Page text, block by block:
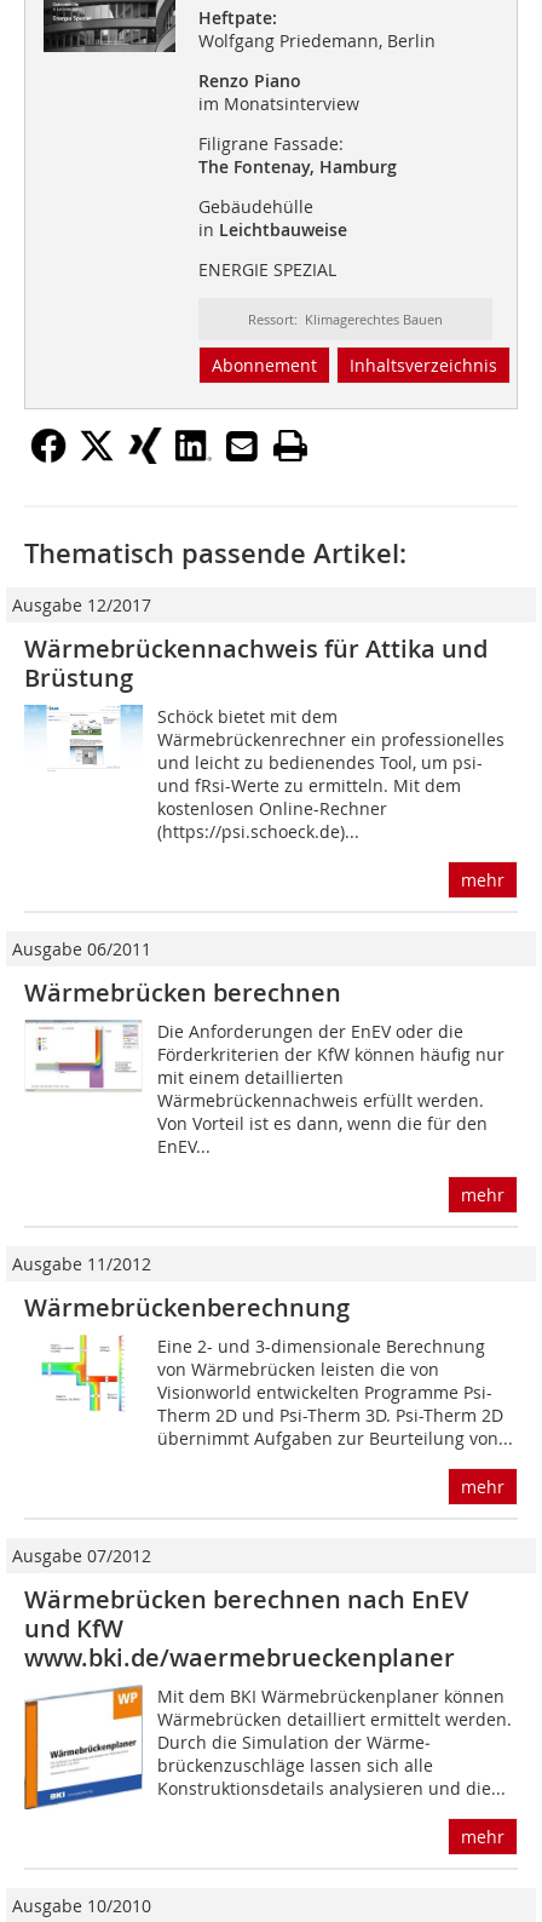
Heftpate:
Wolfgang Priedemann, Berlin
Renzo Piano
im Monatsinterview
Filigrane Fassade:
The Fontenay, Hamburg
Gebäudehülle
in Leichtbauweise
ENERGIE SPEZIAL
Ressort: Klimagerechtes Bauen
Abonnement Inhaltsverzeichnis
Thematisch passende Artikel:
Ausgabe 12/2017
Wärmebrückennachweis für Attika und
Brüstung
Schöck bietet mit dem
Wärmebrückenrechner ein professionelles
und leicht zu bedienendes Tool, um psi-
und fRsi-Werte zu ermitteln. Mit dem
kostenlosen Online-Rechner
(https://psi.schoeck.de)...
mehr
Ausgabe 06/2011
Wärmebrücken berechnen
Die Anforderungen der EnEV oder die
Förderkriterien der KfW können häufig nur
mit einem detaillierten
Wärmebrückennachweis erfüllt werden.
Von Vorteil ist es dann, wenn die für den
EnEV...
mehr
Ausgabe 11/2012
Wärmebrückenberechnung
Eine 2- und 3-dimensionale Berechnung
von Wärmebrücken leisten die von
Visionworld entwickelten Programme Psi-
Therm 2D und Psi-Therm 3D. Psi-Therm 2D
übernimmt Aufgaben zur Beurteilung von...
mehr
Ausgabe 07/2012
Wärmebrücken berechnen nach EnEV
und KfW
www.bki.de/waermebrueckenplaner
Mit dem BKI Wärmebrückenplaner können
Wärme­brücken detailliert ermittelt werden.
Durch die Simulation der Wärme­
brückenzuschläge lassen sich alle
Konstruktionsdetails analysieren und die...
mehr
Ausgabe 10/2010